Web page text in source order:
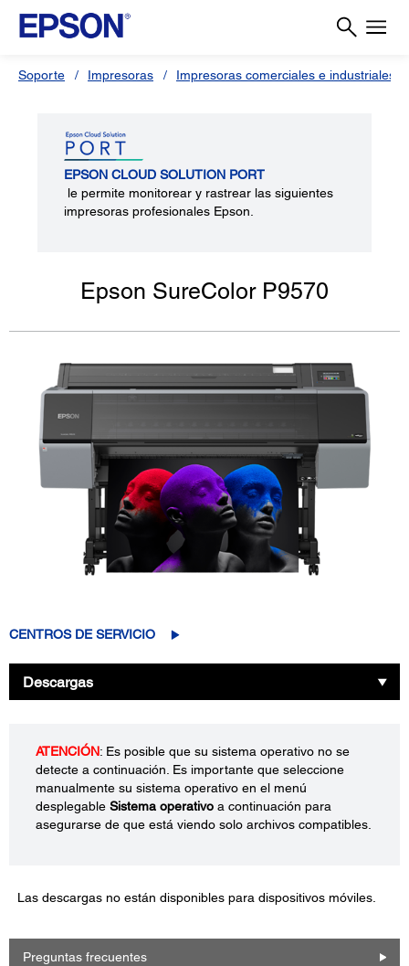
Soporte Impresoras Impresoras comerciales e industriales
EPSON CLOUD SOLUTION PORT
le permite monitorear y rastrear las siguientes
impresoras profesionales Epson.
Epson SureColor P9570
CENTROS DE SERVICIO
Descargas
ATENCIÓN: Es posible que su sistema operativo no se
detecte a continuación. Es importante que seleccione
manualmente su sistema operativo en el menú
desplegable Sistema operativo a continuación para
asegurarse de que está viendo solo archivos compatibles.
Las descargas no están disponibles para dispositivos móviles.
Preguntas frecuentes